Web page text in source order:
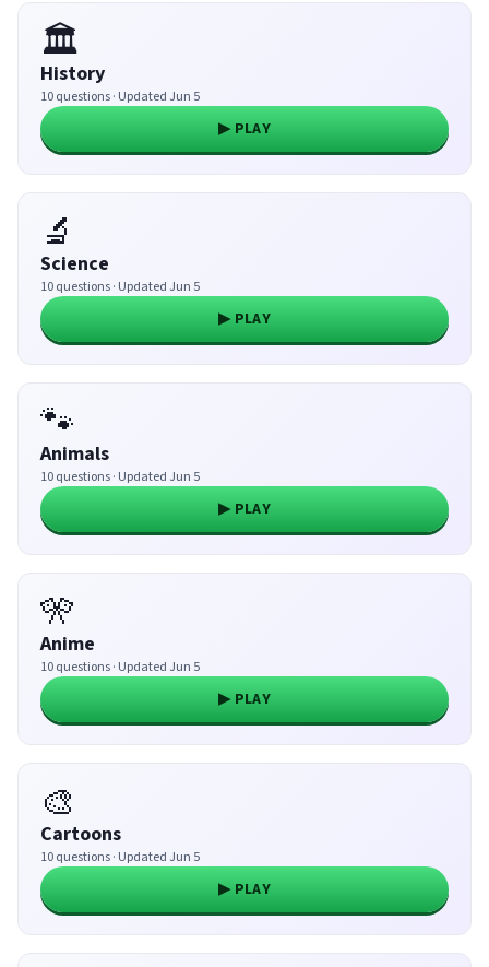
🏛️
History
10 questions · Updated Jun 5
▶ PLAY
🔬
Science
10 questions · Updated Jun 5
▶ PLAY
🐾
Animals
10 questions · Updated Jun 5
▶ PLAY
🎌
Anime
10 questions · Updated Jun 5
▶ PLAY
🎨
Cartoons
10 questions · Updated Jun 5
▶ PLAY